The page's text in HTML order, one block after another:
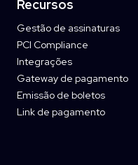
Recursos
Gestão de assinaturas
PCI Compliance
Integrações
Gateway de pagamento
Emissão de boletos
Link de pagamento